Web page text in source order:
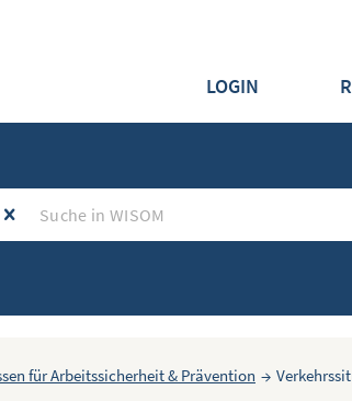
LOGIN
für Arbeitssicherheit & Prävention →